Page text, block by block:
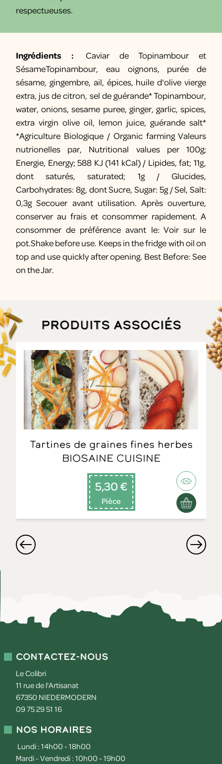
respectueuses.
Ingrédients :
Caviar de Topinambour et
SésameTopinambour, eau oignons, purée de
sésame, gingembre, ail, épices, huile d'olive vierge
extra, jus de citron, sel de guérande* Topinambour,
water, onions, sesame puree, ginger, garlic, spices,
extra virgin olive oil, lemon juice, guérande salt*
*Agriculture Biologique / Organic farming Valeurs
nutrionelles par, Nutritional values per 100g;
Energie, Energy; 588 KJ (141 kCal) / Lipides, fat; 11g,
dont saturés, saturated; 1g / Glucides,
Carbohydrates: 8g, dont Sucre, Sugar: 5g / Sel, Salt:
0,3g Secouer avant utilisation. Après ouverture,
conserver au frais et consommer rapidement. A
consommer de préférence avant le: Voir sur le
pot.Shake before use. Keeps in the fridge with oil on
top and use quickly after opening. Best Before: See
on the Jar.
Produits associés
Tartines de graines fines herbes
BIOSAINE CUISINE
5,30 €
Pièce
Contactez-nous
Le Colibri
11 rue de l'Artisanat
67350 NIEDERMODERN
09 75 29 51 16
Nos horaires
Lundi : 14h00 - 18h00
Mardi - Vendredi : 10h00 - 19h00